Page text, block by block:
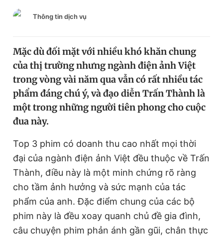
Tin thị trường
Video Magazine
Sản phẩm khác
Tiện ích Bạn cần biết
Thông tin tòa soạn Liên hệ quảng cáo
Đọc Thanh Niên trên điện thoại
Thông tin dịch vụ
Mặc dù đối mặt với nhiều khó khăn chung
của thị trường nhưng ngành điện ảnh Việt
trong vòng vài năm qua vẫn có rất nhiều tác
phẩm đáng chú ý, và đạo diễn Trấn Thành là
một trong những người tiên phong cho cuộc
đua này.
Top 3 phim có doanh thu cao nhất mọi thời
đại của ngành điện ảnh Việt đều thuộc về Trấn
Thành, điều này là một minh chứng rõ ràng
cho tầm ảnh hưởng và sức mạnh của tác
phẩm của anh. Đặc điểm chung của các bộ
phim này là đều xoay quanh chủ đề gia đình,
câu chuyện phim phản ánh gần gũi, chân thực